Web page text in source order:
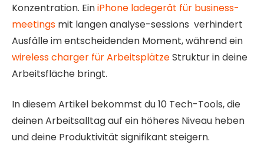
Konzentration. EiniPhone ladegerät für business-
meetings mit langen analyse-sessions verhindert
Ausfälle im entscheidenden Moment, während ein
wireless charger für ArbeitsplätzeStruktur in deine
Arbeitsfläche bringt.
In diesem Artikel bekommst du 10 Tech-Tools, die
deinen Arbeitsalltag auf ein höheres Niveau heben
und deine Produktivität signifikant steigern.